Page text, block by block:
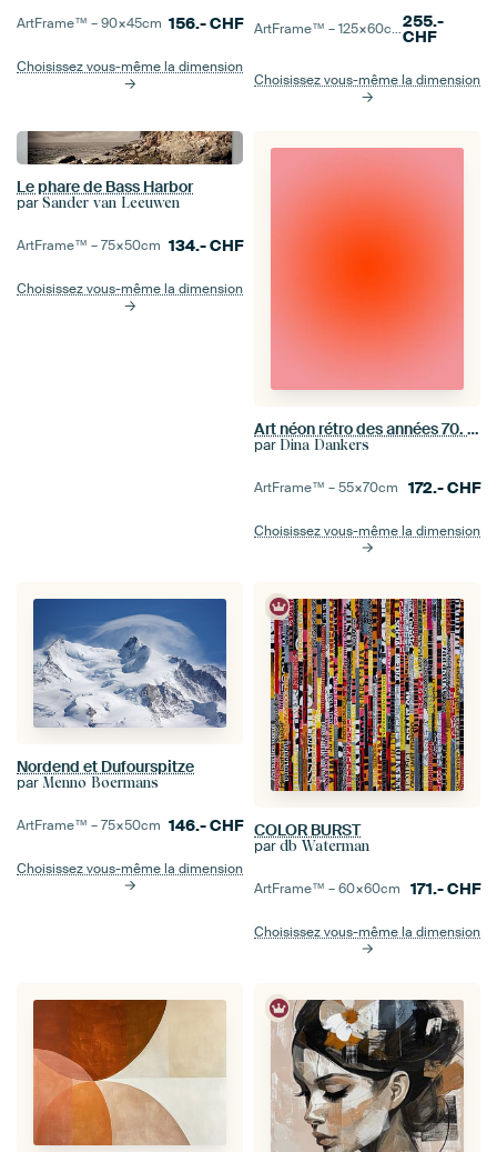
ArtFrame™ –90×45cm 156.-CHF
Choisissez vous-même la dimension
ArtFrame™ –125×60cm 255.-
CHF
Choisissez vous-même la dimension
Le phare de Bass Harbor
par Sander van Leeuwen
ArtFrame™ –75×50cm 134.-CHF
Choisissez vous-même la dimension
Art néon rétro des années 70. Dégradé abstrait en orange et rose
par Dina Dankers
ArtFrame™ –55×70cm 172.-CHF
Choisissez vous-même la dimension
Nordend et Dufourspitze
par Menno Boermans
ArtFrame™ –75×50cm 146.-CHF
Choisissez vous-même la dimension
COLOR BURST
par db Waterman
ArtFrame™ –60×60cm 171.-CHF
Choisissez vous-même la dimension